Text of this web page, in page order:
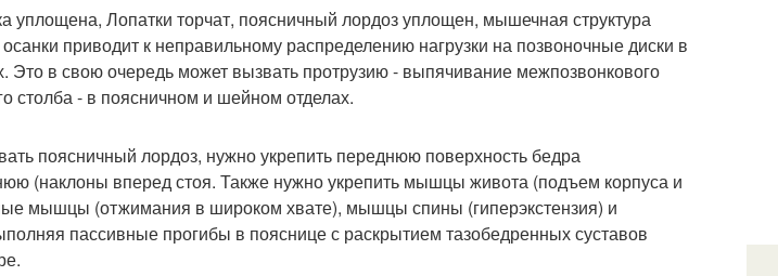
уплощена, Лопатки торчат, поясничный лордоз уплощен, мышечная структура
приводит к неправильному распределению нагрузки на позвоночные диски в
Это в свою очередь может вызвать протрузию - выпячивание межпозвонкового
столба - в поясничном и шейном отделах.
поясничный лордоз, нужно укрепить переднюю поверхность бедра
(наклоны вперед стоя. Также нужно укрепить мышцы живота (подъем корпуса и
мышцы (отжимания в широком хвате), мышцы спины (гиперэкстензия) и
пассивные прогибы в пояснице с раскрытием тазобедренных суставов